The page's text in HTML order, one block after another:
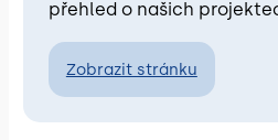
přehled o našich
Zobrazit stránku